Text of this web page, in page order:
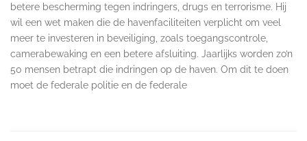
betere bescherming tegen indringers, drugs en terrorisme. Hij
wil een wet maken die de havenfaciliteiten verplicht om veel
meer te investeren in beveiliging, zoals toegangscontrole,
camerabewaking en een betere afsluiting. Jaarlijks worden zo’n
50 mensen betrapt die indringen op de haven. Om dit te doen
moet de federale politie en de federale